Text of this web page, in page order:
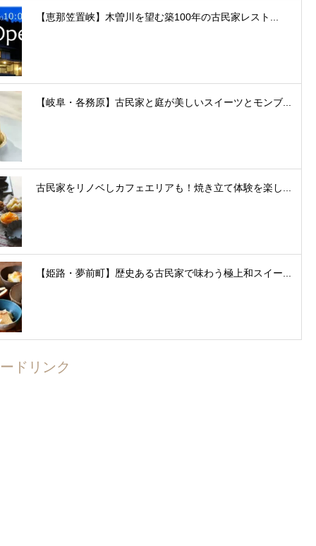
【恵那笠置峡】木曽川を望む築100年の古民家レスト...
【岐阜・各務原】古民家と庭が美しいスイーツとモンブ...
古民家をリノベしカフェエリアも！焼き立て体験を楽し...
【姫路・夢前町】歴史ある古民家で味わう極上和スイー...
ドリンク